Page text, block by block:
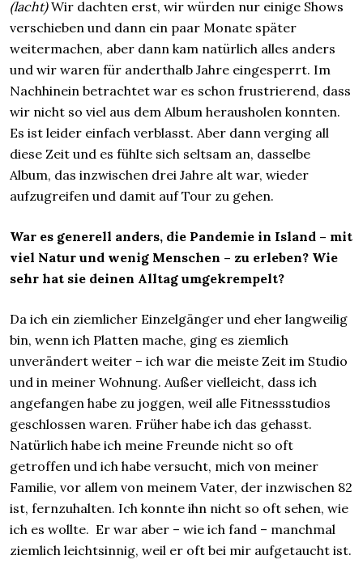
(lacht)Wir dachten erst, wir würden nur einige Shows
verschieben und dann ein paar Monate später
weitermachen, aber dann kam natürlich alles anders
und wir waren für anderthalb Jahre eingesperrt. Im
Nachhinein betrachtet war es schon frustrierend, dass
wir nicht so viel aus dem Album herausholen konnten.
Es ist leider einfach verblasst. Aber dann verging all
diese Zeit und es fühlte sich seltsam an, dasselbe
Album, das inzwischen drei Jahre alt war, wieder
aufzugreifen und damit auf Tour zu gehen.
War es generell anders, die Pandemie in Island – mit
viel Natur und wenig Menschen – zu erleben? Wie
sehr hat sie deinen Alltag umgekrempelt?
Da ich ein ziemlicher Einzelgänger und eher langweilig
bin, wenn ich Platten mache, ging es ziemlich
unverändert weiter – ich war die meiste Zeit im Studio
und in meiner Wohnung. Außer vielleicht, dass ich
angefangen habe zu joggen, weil alle Fitnessstudios
geschlossen waren. Früher habe ich das gehasst.
Natürlich habe ich meine Freunde nicht so oft
getroffen und ich habe versucht, mich von meiner
Familie, vor allem von meinem Vater, der inzwischen 82
ist, fernzuhalten. Ich konnte ihn nicht so oft sehen, wie
ich es wollte. Er war aber – wie ich fand – manchmal
ziemlich leichtsinnig, weil er oft bei mir aufgetaucht ist.